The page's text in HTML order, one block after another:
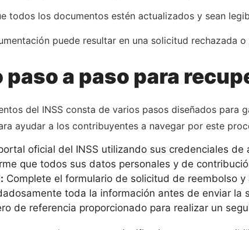
todos los documentos estén actualizados y sean
puede resultar en una solicitud rechazada
a paso para
del INSS consta de varios pasos diseñados para
ayudar a los contribuyentes a navegar por este
oficial del INSS utilizando sus credenciales de
que todos sus datos personales y de
Complete el formulario de solicitud de reembolso
toda la información antes de enviar la
de referencia proporcionado para realizar un